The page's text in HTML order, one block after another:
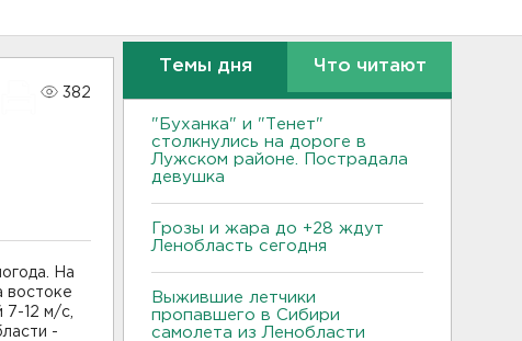
382
На
востоке
7-12 м/с,
-
Темы дня Что читают
"Буханка" и "Тенет"
столкнулись на дороге в
Лужском районе. Пострадала
девушка
Грозы и жара до +28 ждут
Ленобласть сегодня
Выжившие летчики
пропавшего в Сибири
самолета из Ленобласти